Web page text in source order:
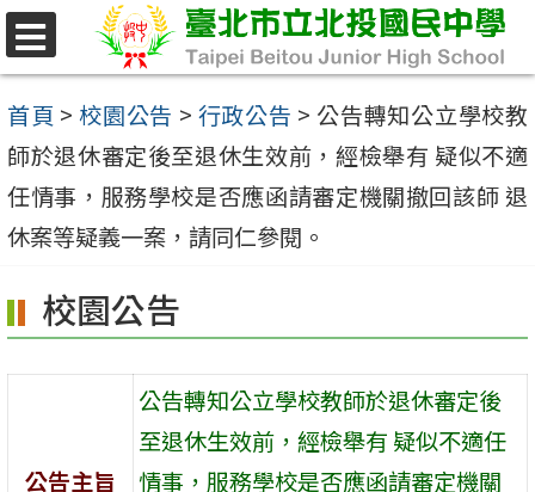
跳
至
主
要
內
容
首頁 > 校園公告 > 行政公告 > 公告轉知公立學校教
師於退休審定後至退休生效前，經檢舉有 疑似不適
任情事，服務學校是否應函請審定機關撤回該師 退
休案等疑義一案，請同仁參閱。
校園公告
公告主旨
公告轉知公立學校教師於退休審定後
至退休生效前，經檢舉有 疑似不適任
情事，服務學校是否應函請審定機關
選
單